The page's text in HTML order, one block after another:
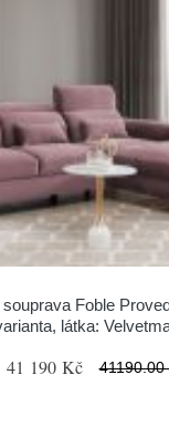
Foble
látka:
41 190 Kč 41190.00